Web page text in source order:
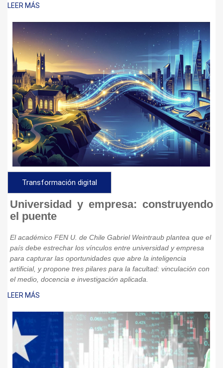
LEER MÁS
Transformación digital
Universidad y empresa: construyendo
el puente
El académico FEN U. de Chile Gabriel Weintraub plantea que el
país debe estrechar los vínculos entre universidad y empresa
para capturar las oportunidades que abre la inteligencia
artificial, y propone tres pilares para la facultad: vinculación con
el medio, docencia e investigación aplicada.
LEER MÁS